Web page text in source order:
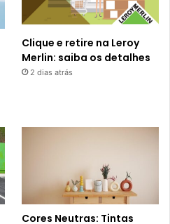
Clique e retire na Leroy
Merlin: saiba os detalhes
2 dias atrás
Cores Neutras: Tintas